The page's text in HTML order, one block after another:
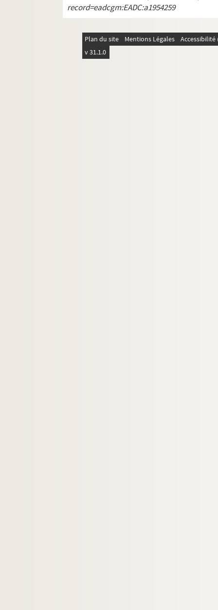
record=eadcgm:EADC:a1954259
Plan du site Mentions Légales
v 31.1.0